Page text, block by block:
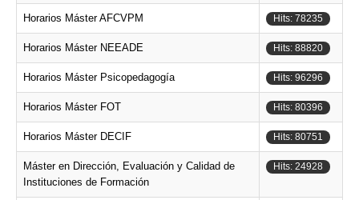
Horarios Máster AFCVPM Hits: 78235
Horarios Máster NEEADE Hits: 88820
Horarios Máster Psicopedagogía Hits: 96296
Horarios Máster FOT Hits: 80396
Horarios Máster DECIF Hits: 80751
Máster en Dirección, Evaluación y Calidad de
Instituciones de Formación
Hits: 24928